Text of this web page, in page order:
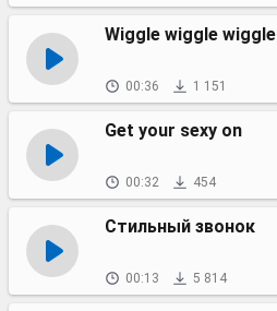
Wiggle wiggle wiggle
00:36 1 151
Get your sexy on
00:32 454
Стильный звонок
00:13 5 814